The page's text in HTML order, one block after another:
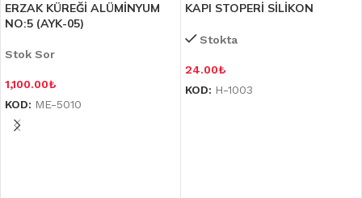
ERZAK KÜREĞİ ALÜMİNYUM
NO:5 (AYK-05)
Stok Sor
1,100.00₺
KOD: ME-5010
KAPI STOPERİ SİLİKON
Stokta
24.00₺
KOD: H-1003